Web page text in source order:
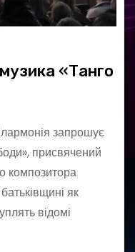
«Танго
запрошує
присвячений
композитора
як
відомі